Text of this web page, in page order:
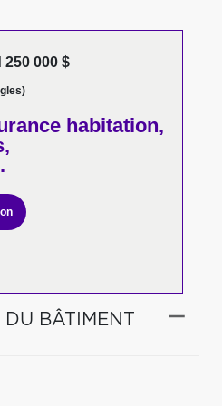
000 $
habitation,
DU BÂTIMENT